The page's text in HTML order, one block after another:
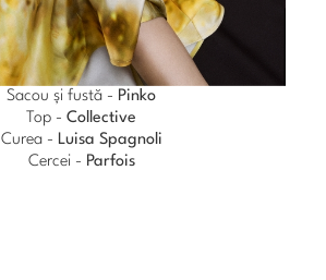
Sacou și fustă - Pinko
Top -Collective
Curea - Luisa Spagnoli
Cercei - Parfois